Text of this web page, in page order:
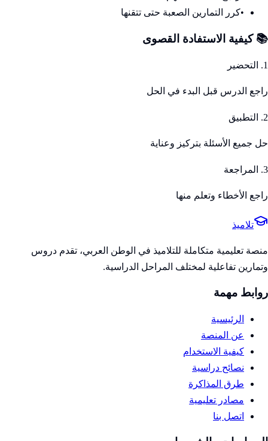
•كرر التمارين الصعبة حتى تتقنها
📚 كيفية الاستفادة القصوى
1. التحضير
راجع الدرس قبل البدء في الحل
2. التطبيق
حل جميع الأسئلة بتركيز وعناية
3. المراجعة
راجع الأخطاء وتعلم منها
تلاميذ
منصة تعليمية متكاملة للتلاميذ في الوطن العربي، تقدم دروس
وتمارين تفاعلية لمختلف المراحل الدراسية.
روابط مهمة
الرئيسية
عن المنصة
كيفية الاستخدام
نصائح دراسية
طرق المذاكرة
مصادر تعليمية
اتصل بنا